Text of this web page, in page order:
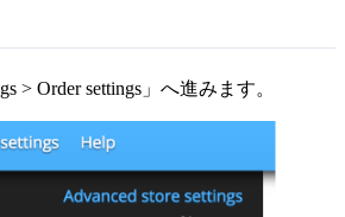
> Order settings」へ進みます。